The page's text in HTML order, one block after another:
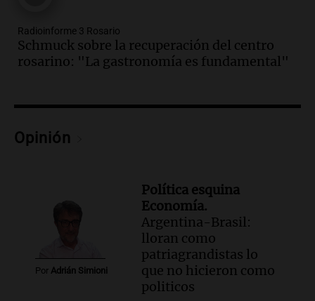
clave declararán sobre velocidad en las
altas cumbres
Panorama Federal
Audio.Embajada china en Argentina
ejecutivos por trato con telefónica
La Expo Regional del Sur se
prepara con novedades para disfrutar en
La Baulal este fin de semana
Audio.Cerro Catedral recibe a 1.600
alumnos en programa de esquí escolar
Radioinforme 3 Rosario
Schmuck sobre la recuperación del centro
rosarino: "La gastronomía es fundamental"
Opinión
Por Adrián Simioni
Política esquina
Economía.
Argentina-Brasil:
lloran como
patriagrandistas lo
que no hicieron como
politicos